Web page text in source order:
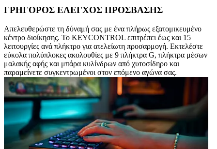
ΓΡΗΓΟΡΟΣ ΕΛΕΓΧΟΣ ΠΡΟΣΒΑΣΗΣ
Απελευθερώστε τη δύναμή σας με ένα πλήρως εξατομικευμένο
κέντρο διοίκησης. Το KEYCONTROL επιτρέπει έως και 15
λειτουργίες ανά πλήκτρο για ατελείωτη προσαρμογή. Εκτελέστε
εύκολα πολύπλοκες ακολουθίες με 9 πλήκτρα G, πλήκτρα μέσων
μαλακής αφής και μπάρα κυλίνδρων από χυτοσίδηρο και
παραμείνετε συγκεντρωμένοι στον επόμενο αγώνα σας.